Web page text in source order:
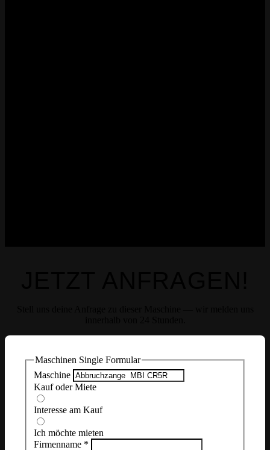
Maschinen Single Formular
Maschine
Kauf oder Miete
Interesse am Kauf
Ich möchte mieten
Firmenname *